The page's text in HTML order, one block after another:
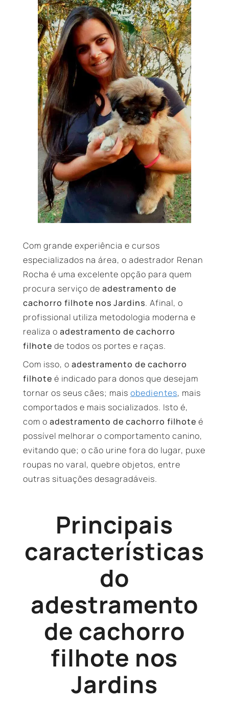
Com grande experiência e cursos
especializados na área, o adestrador Renan
Rocha é uma excelente opção para quem
procura serviço de adestramento de
cachorro filhote nos Jardins. Afinal, o
profissional utiliza metodologia moderna e
realiza o adestramento de cachorro
filhote de todos os portes e raças.
Com isso, o adestramento de cachorro
filhote é indicado para donos que desejam
tornar os seus cães; mais obedientes, mais
comportados e mais socializados. Isto é,
com o adestramento de cachorro filhote é
possível melhorar o comportamento canino,
evitando que; o cão urine fora do lugar, puxe
roupas no varal, quebre objetos, entre
outras situações desagradáveis.
Principais
características
do
adestramento
de cachorro
filhote nos
Jardins